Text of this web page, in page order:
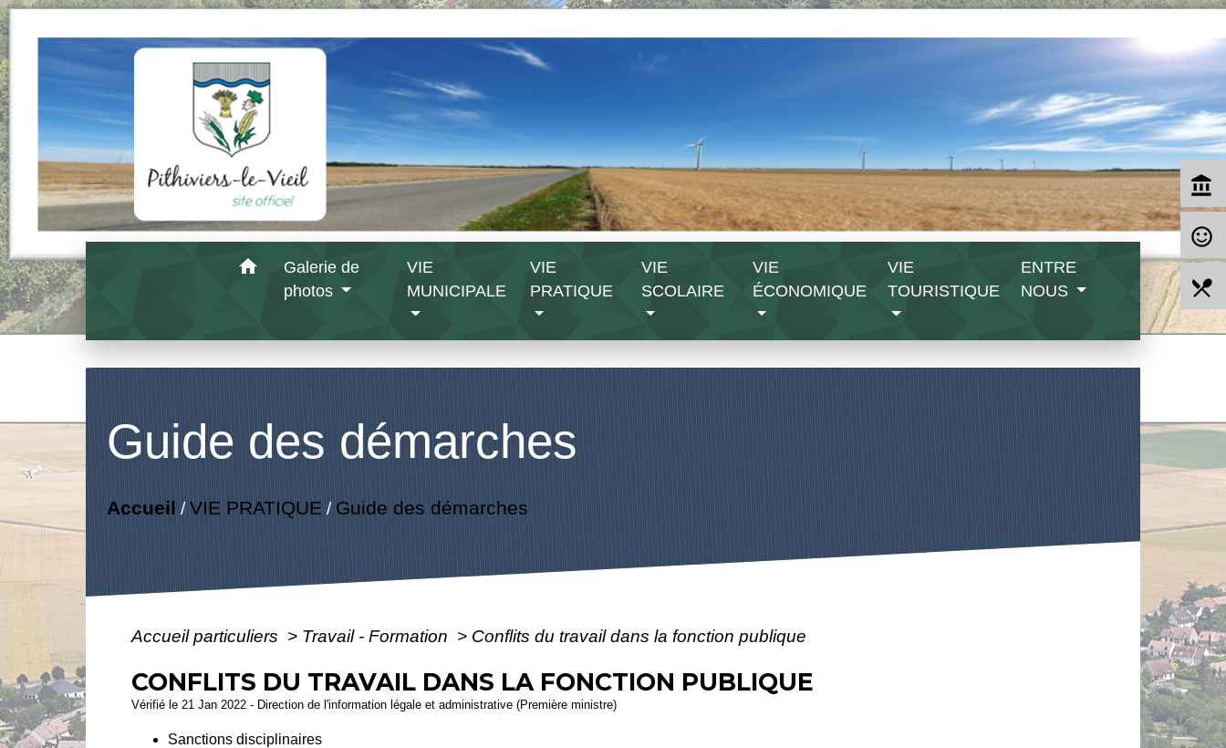
home
Galerie de
photos
VIE
MUNICIPALE
VIE
PRATIQUE
VIE
SCOLAIRE
VIE
ÉCONOMIQUE
VIE
TOURISTIQUE
ENTRE
NOUS
Guide des démarches
Accueil /VIE PRATIQUE/ Guide des démarches
Accueil particuliers > Travail - Formation > Conflits du travail dans la fonction publique
CONFLITS DU TRAVAIL DANS LA FONCTION PUBLIQUE
Vérifié le 21 Jan 2022 - Direction de l'information légale et administrative (Première ministre)
Sanctions disciplinaires
account_balance
sentiment_satisfied_alt
local_dining